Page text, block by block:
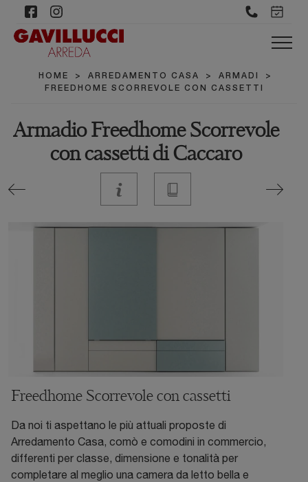
HOME > ARREDAMENTO CASA > ARMADI
>
FREEDHOME SCORREVOLE CON CASSETTI
Armadio Freedhome Scorrevole
con cassetti di Caccaro
Freedhome Scorrevole con cassetti
Da noi ti aspettano le più attuali proposte di
Arredamento Casa, comò e comodini in commercio,
differenti per classe, dimensione e tonalità per
completare al meglio una camera da letto bella e